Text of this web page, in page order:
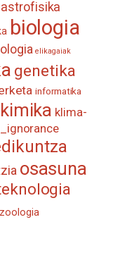
astrofisika
biologia
elikagaiak
genetika
informatika
kimika klima-
osasuna
zoologia